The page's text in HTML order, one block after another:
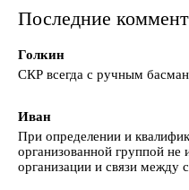
Последние
Голкин
СКР всегда с ручным
Иван
При определении и
организованной группой не
организации и связи между